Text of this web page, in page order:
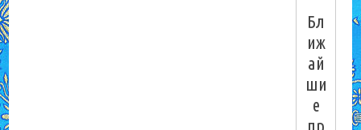
Бл
иж
ай
ши
е
пр